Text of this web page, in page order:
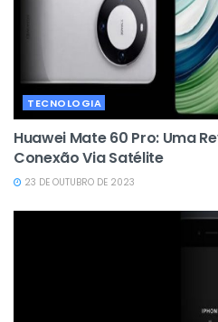
TECNOLOGIA
Huawei Mate 60 Pro: Uma
Conexão Via Satélite
23 DE OUTUBRO DE 2023